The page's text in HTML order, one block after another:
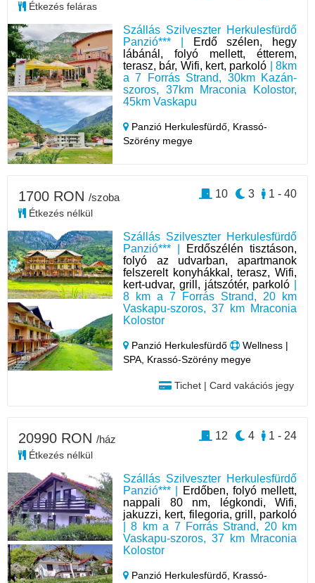
Szállás Szilveszter Herkulesfürdő
Panzió*** |
Erdő szélen, hegy
lábánál, folyó mellett, étterem,
terasz, bár, Wifi, kert, parkoló | 8km
a 7 Forrás Strand, 30km Kazán-
szoros, 37km Mraconia Kolostor,
45km Vaskapu
Panzió Herkulesfürdő, Krassó-
Szörény megye
Étkezés feláras
Szállás Szilveszter Herkulesfürdő
Panzió*** |
Erdőszélén tisztáson,
folyó az udvarban, apartmanok
felszerelt konyhákkal, terasz, Wifi,
kert-udvar, grill, játszótér, parkoló
8 km a 7 Forrás Strand, 20 km
Vaskapu-szoros, 37 km Mraconia
Kolostor
Panzió Herkulesfürdő
Wellness |
SPA, Krassó-Szörény megye
Tichet | Card vakációs jegy
1700 RON /szoba
Étkezés nélkül
1 - 40
3
10
Szállás Szilveszter Herkulesfürdő
Panzió*** |
Erdőben, folyó mellett,
nappali 80 nm, légkondi, Wifi,
jakuzzi, kert, filegoria, grill, parkoló
| 8 km a 7 Forrás Strand, 20 km
Vaskapu-szoros, 37 km Mraconia
Kolostor
Panzió Herkulesfürdő, Krassó-
20990 RON /ház
Étkezés nélkül
1 - 24
4
12